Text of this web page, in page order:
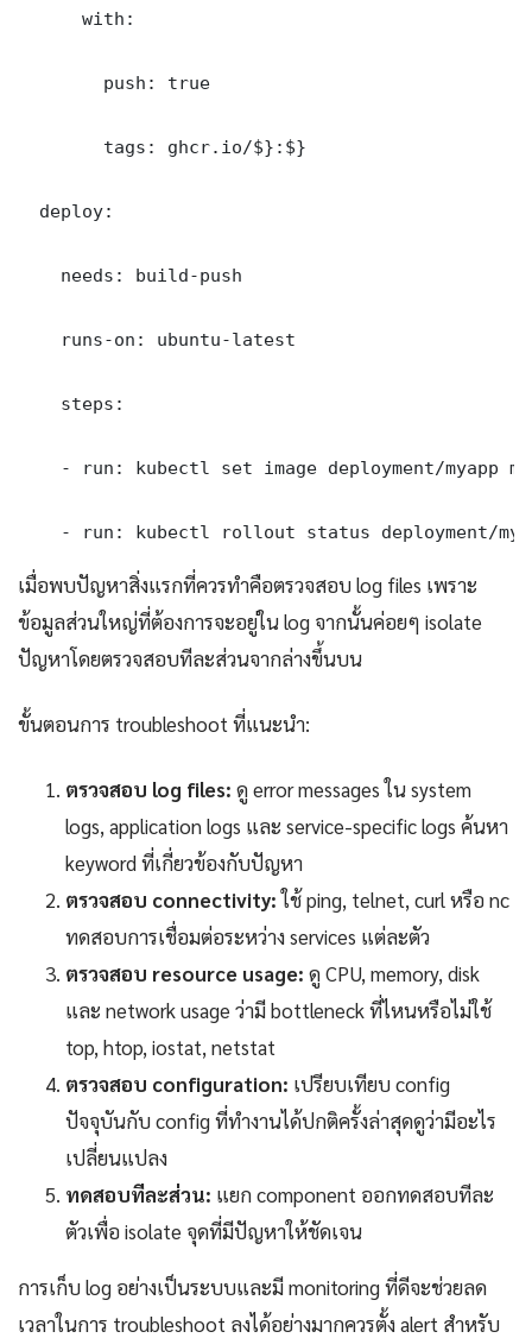
      with:
        push: true
        tags: ghcr.io/$}:$}
  deploy:
    needs: build-push
    runs-on: ubuntu-latest
    steps:
- run: kubectl set image deployment/myapp
- run: kubectl rollout status deployment/
เมื่อพบปัญหาสิ่งแรกที่ควรทำคือตรวจสอบ log files เพราะ
ข้อมูลส่วนใหญ่ที่ต้องการจะอยู่ใน log จากนั้นค่อยๆ isolate
ปัญหาโดยตรวจสอบทีละส่วนจากล่างขึ้นบน
ขั้นตอนการ troubleshoot ที่แนะนำ:
ตรวจสอบ log files: ดู error messages ใน system
logs, application logs และ service-specific logs ค้นหา
keyword ที่เกี่ยวข้องกับปัญหา
ตรวจสอบ connectivity:ใช้ ping, telnet, curl หรือ nc
ทดสอบการเชื่อมต่อระหว่าง services แต่ละตัว
ตรวจสอบ resource usage: ดู CPU, memory, disk
และ network usage ว่ามี bottleneck ที่ไหนหรือไม่ใช้
top, htop, iostat, netstat
ตรวจสอบ configuration: เปรียบเทียบ config
ปัจจุบันกับ config ที่ทำงานได้ปกติครั้งล่าสุดดูว่ามีอะไร
เปลี่ยนแปลง
ทดสอบทีละส่วน: แยก component ออกทดสอบทีละ
ตัวเพื่อ isolate จุดที่มีปัญหาให้ชัดเจน
การเก็บ log อย่างเป็นระบบและมี monitoring ที่ดีจะช่วยลด
เวลาในการ troubleshoot ลงได้อย่างมากควรตั้ง alert สำหรับ